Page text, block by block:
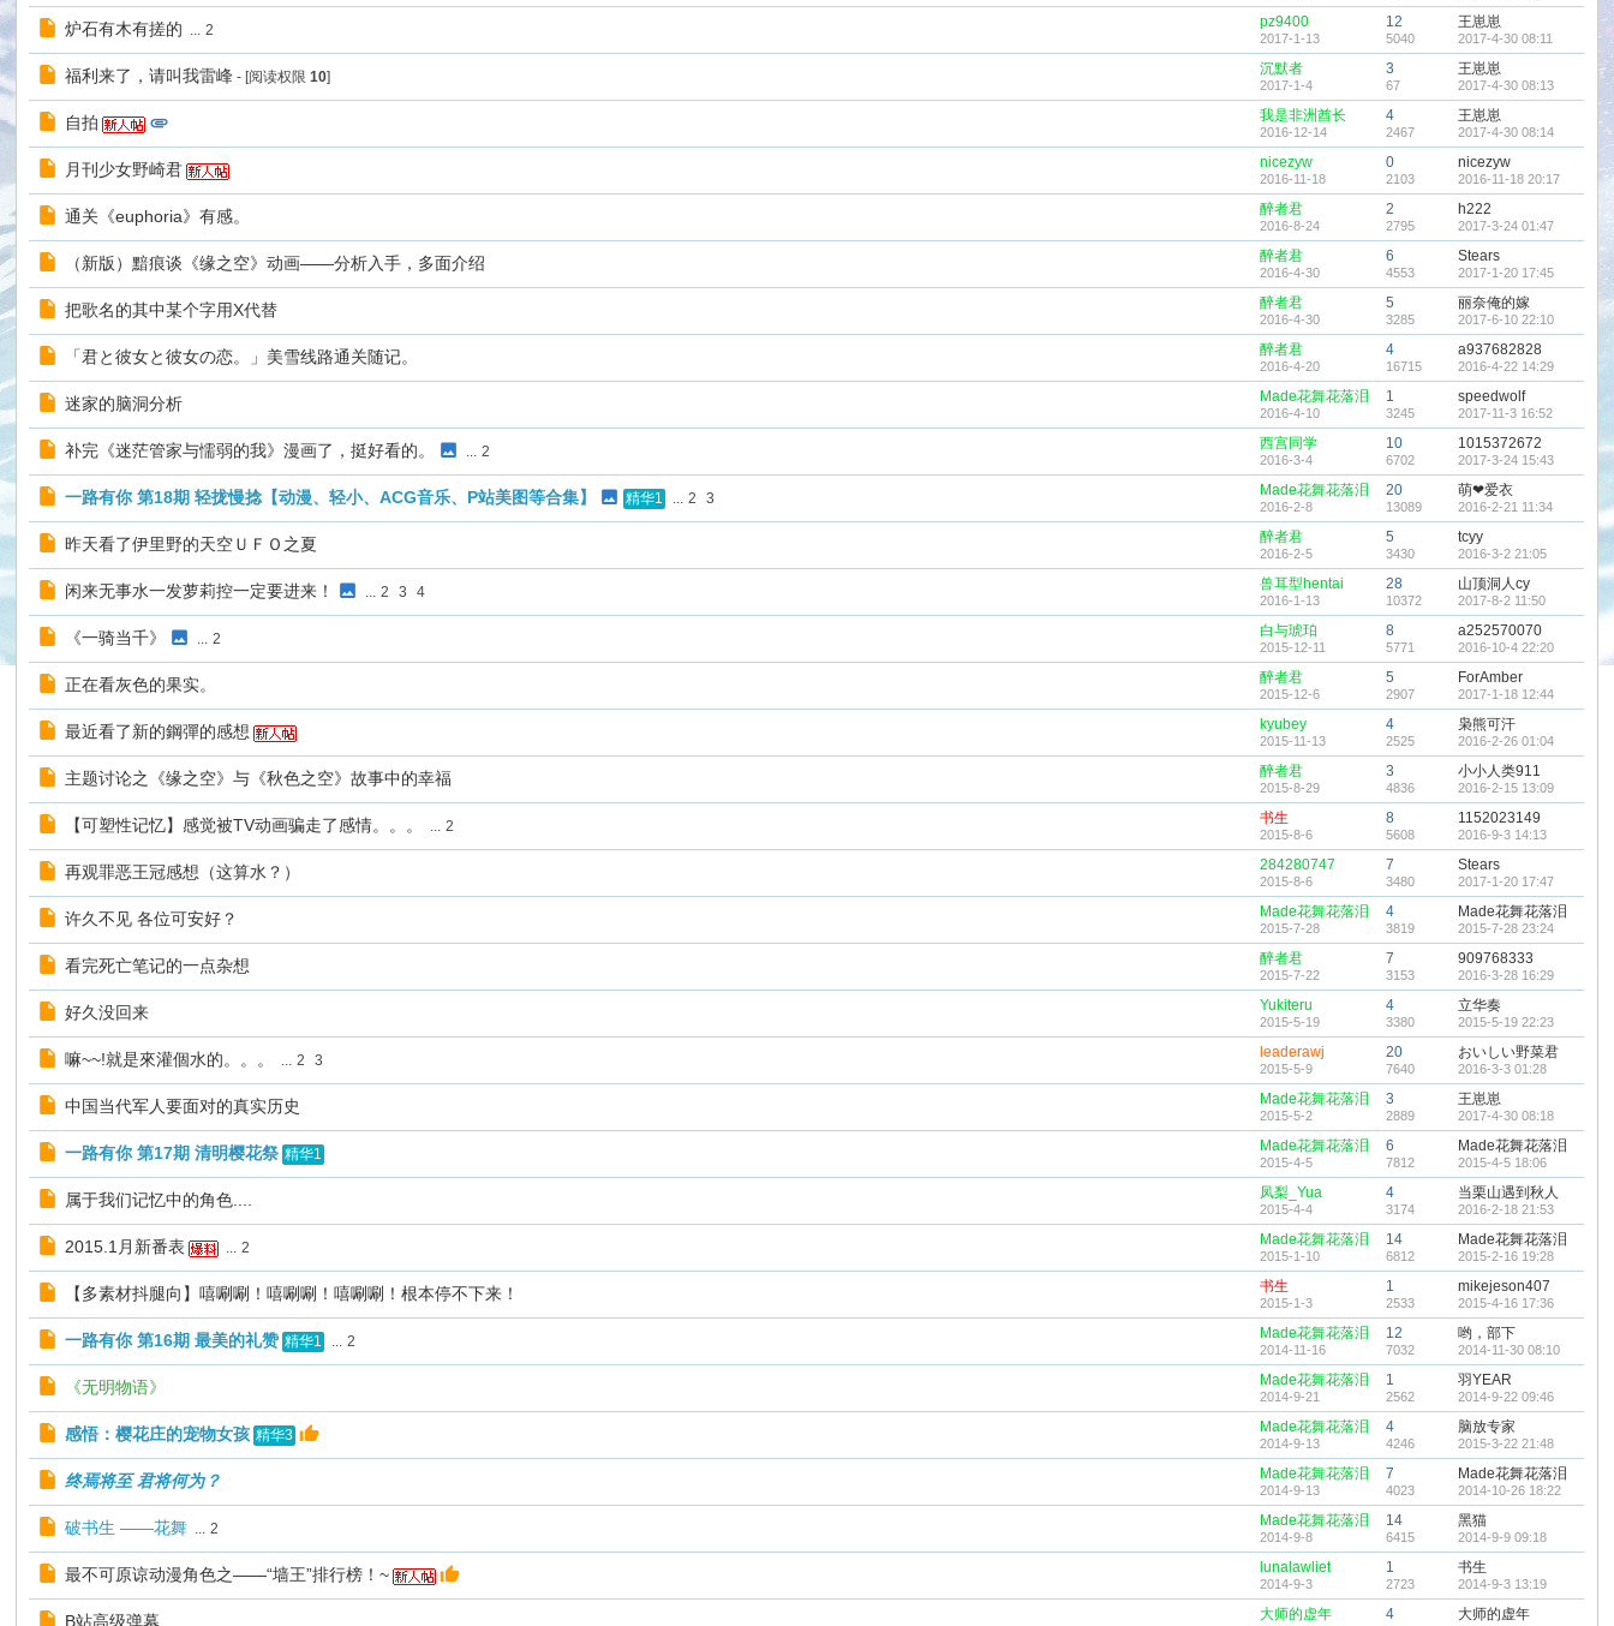
炉石有木有搓的 ... 2 pz9400
2017-1-13
12
5040
王崽崽
2017-4-30 08:11
福利来了，请叫我雷峰 - [阅读权限10] 沉默者
2017-1-4
3
67
王崽崽
2017-4-30 08:13
自拍 我是非洲酋长
2016-12-14
4
2467
王崽崽
2017-4-30 08:14
月刊少女野崎君 nicezyw
2016-11-18
0
2103
nicezyw
2016-11-18 20:17
通关《euphoria》有感。 醉者君
2016-8-24
2
2795
h222
2017-3-24 01:47
（新版）黯痕谈《缘之空》动画——分析入手，多面介绍 醉者君
2016-4-30
6
4553
Stears
2017-1-20 17:45
把歌名的其中某个字用X代替 醉者君
2016-4-30
5
3285
丽奈俺的嫁
2017-6-10 22:10
「君と彼女と彼女の恋。」美雪线路通关随记。 醉者君
2016-4-20
4
16715
a937682828
2016-4-22 14:29
迷家的脑洞分析 Made花舞花落泪
2016-4-10
1
3245
speedwolf
2017-11-3 16:52
补完《迷茫管家与懦弱的我》漫画了，挺好看的。 ... 2 西宫同学
2016-3-4
10
6702
1015372672
2017-3-24 15:43
一路有你 第18期 轻拢慢捻【动漫、轻小、ACG音乐、P站美图等合集】 精华1 ... 2 3 Made花舞花落泪
2016-2-8
20
13089
萌❤爱衣
2016-2-21 11:34
昨天看了伊里野的天空ＵＦＯ之夏 醉者君
2016-2-5
5
3430
tcyy
2016-3-2 21:05
闲来无事水一发萝莉控一定要进来！ ... 2 3 4 兽耳型hentai
2016-1-13
28
10372
山顶洞人cy
2017-8-2 11:50
《一骑当千》 ... 2 白与琥珀
2015-12-11
8
5771
a252570070
2016-10-4 22:20
正在看灰色的果实。 醉者君
2015-12-6
5
2907
ForAmber
2017-1-18 12:44
最近看了新的鋼彈的感想 kyubey
2015-11-13
4
2525
枭熊可汗
2016-2-26 01:04
主题讨论之《缘之空》与《秋色之空》故事中的幸福 醉者君
2015-8-29
3
4836
小小人类911
2016-2-15 13:09
【可塑性记忆】感觉被TV动画骗走了感情。。。 ... 2 书生
2015-8-6
8
5608
1152023149
2016-9-3 14:13
再观罪恶王冠感想（这算水？） 284280747
2015-8-6
7
3480
Stears
2017-1-20 17:47
许久不见 各位可安好？ Made花舞花落泪
2015-7-28
4
3819
Made花舞花落泪
2015-7-28 23:24
看完死亡笔记的一点杂想 醉者君
2015-7-22
7
3153
909768333
2016-3-28 16:29
好久没回来 Yukiteru
2015-5-19
4
3380
立华奏
2015-5-19 22:23
嘛~~!就是來灌個水的。。。 ... 2 3 leaderawj
2015-5-9
20
7640
おいしい野菜君
2016-3-3 01:28
中国当代军人要面对的真实历史 Made花舞花落泪
2015-5-2
3
2889
王崽崽
2017-4-30 08:18
一路有你 第17期 清明樱花祭 精华1
Made花舞花落泪
2015-4-5
6
7812
Made花舞花落泪
2015-4-5 18:06
属于我们记忆中的角色.... 凤梨_Yua
2015-4-4
4
3174
当栗山遇到秋人
2016-2-18 21:53
2015.1月新番表 ... 2 Made花舞花落泪
2015-1-10
14
6812
Made花舞花落泪
2015-2-16 19:28
【多素材抖腿向】嘻唰唰！嘻唰唰！嘻唰唰！根本停不下来！ 书生
2015-1-3
1
2533
mikejeson407
2015-4-16 17:36
一路有你 第16期 最美的礼赞 精华1 ... 2 Made花舞花落泪
2014-11-16
12
7032
哟，部下
2014-11-30 08:10
《无明物语》 Made花舞花落泪
2014-9-21
1
2562
羽YEAR
2014-9-22 09:46
感悟：樱花庄的宠物女孩 精华3
Made花舞花落泪
2014-9-13
4
4246
脑放专家
2015-3-22 21:48
终焉将至 君将何为？ Made花舞花落泪
2014-9-13
7
4023
Made花舞花落泪
2014-10-26 18:22
破书生 ——花舞 ... 2 Made花舞花落泪
2014-9-8
14
6415
黑猫
2014-9-9 09:18
最不可原谅动漫角色之——“墙王”排行榜！~ lunalawliet
2014-9-3
1
2723
书生
2014-9-3 13:19
B站高级弹幕 大师的虚年 4 大师的虚年